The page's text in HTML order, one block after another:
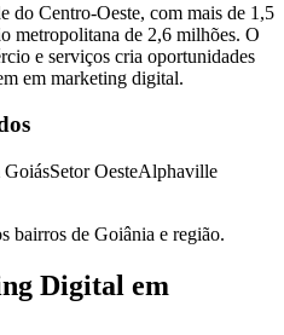
do Centro-Oeste, com mais de 1,5
metropolitana de 2,6 milhões. O
e serviços cria oportunidades
em marketing digital.
GoiásSetor OesteAlphaville
bairros de Goiânia e região.
Digital em